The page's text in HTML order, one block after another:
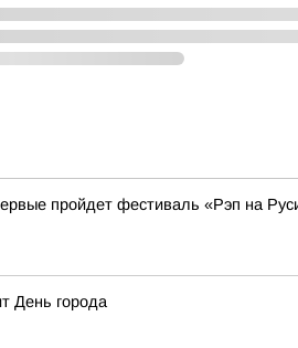
пройдет фестиваль «Рэп на
День города